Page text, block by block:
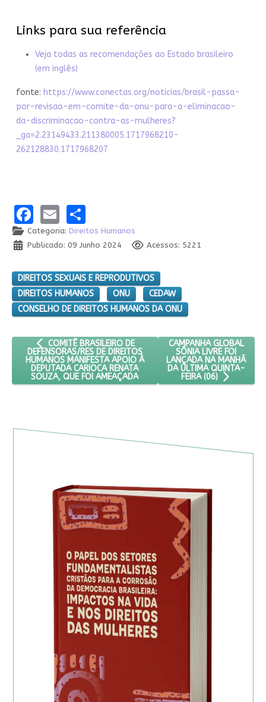
Links para sua referência
Veja todas as recomendações ao Estado brasileiro
(em inglês)
fonte: https://www.conectas.org/noticias/brasil-passa-
por-revisao-em-comite-da-onu-para-a-eliminacao-
da-discriminacao-contra-as-mulheres?
_ga=2.23149433.211380005.1717968210-
262128830.1717968207
Facebook
EmailShare
Categoria: Direitos Humanos
Publicado: 09 Junho 2024
Acessos: 5221
DIREITOS SEXUAIS E REPRODUTIVOS
DIREITOS HUMANOS
ONU
CEDAW
CONSELHO DE DIREITOS HUMANOS DA ONU
ARTIGO ANTERIOR: COMITÊ BRASILEIRO DE DEFENSORAS/
COMITÊ BRASILEIRO DE
DEFENSORAS/RES DE DIREITOS
HUMANOS MANIFESTA APOIO À
DEPUTADA CARIOCA RENATA
SOUZA, QUE FOI AMEAÇADA
PRÓXIMO ARTIGO:
CAMPANHA GLOBAL
SÔNIA LIVRE FOI
LANÇADA NA MANHÃ
DA ÚLTIMA QUINTA-
FEIRA (06)